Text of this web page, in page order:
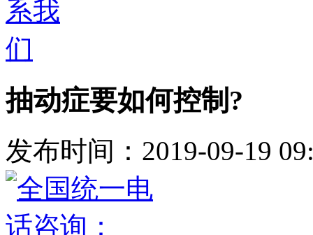
抽动症要如何控制?
发布时间：2019-09-19